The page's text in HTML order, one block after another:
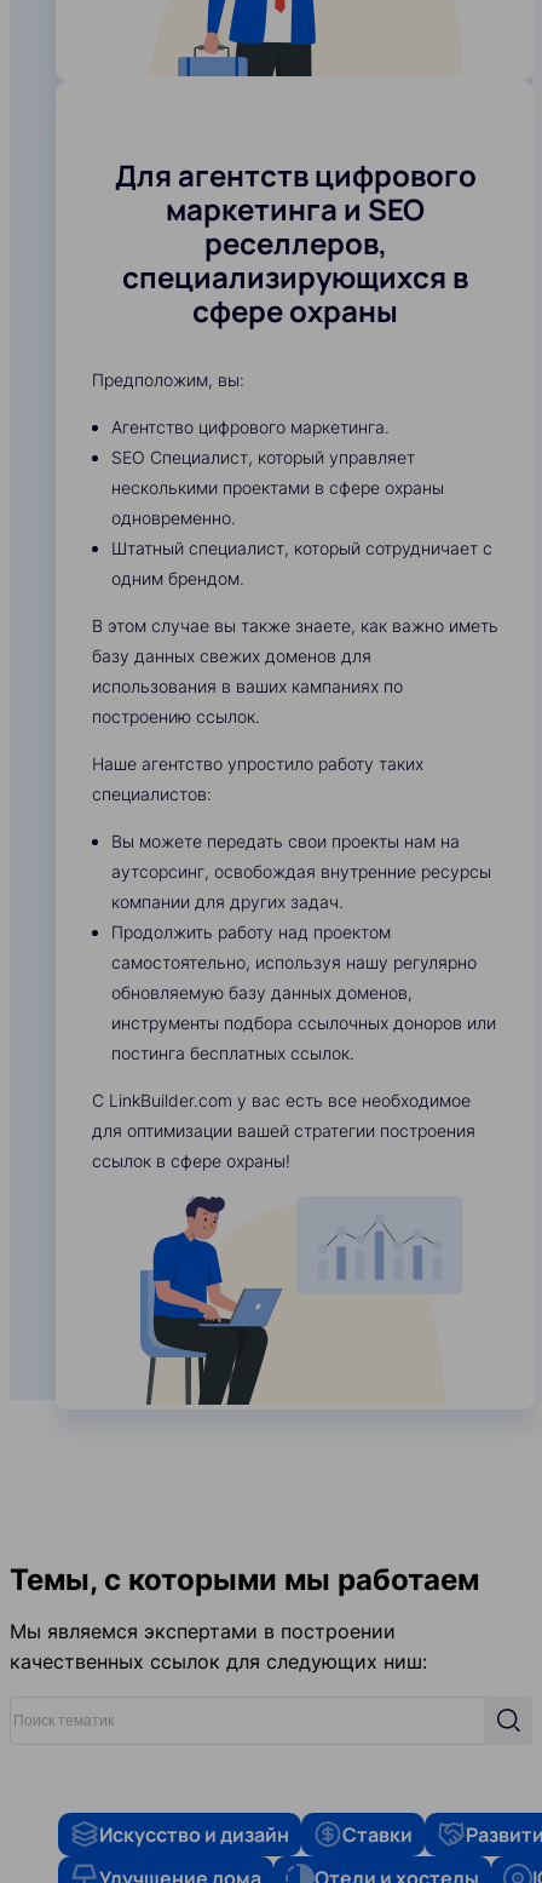
Для агентств цифрового
маркетинга и SEO
реселлеров,
специализирующихся в
сфере охраны
Предположим, вы:
Агентство цифрового маркетинга.
SEO Специалист, который управляет
несколькими проектами в сфере охраны
одновременно.
Штатный специалист, который сотрудничает с
одним брендом.
В этом случае вы также знаете, как важно иметь
базу данных свежих доменов для
использования в ваших кампаниях по
построению ссылок.
Наше агентство упростило работу таких
специалистов:
Вы можете передать свои проекты нам на
аутсорсинг, освобождая внутренние ресурсы
компании для других задач.
Продолжить работу над проектом
самостоятельно, используя нашу регулярно
обновляемую базу данных доменов,
инструменты подбора ссылочных доноров или
постинга бесплатных ссылок.
С LinkBuilder.com у вас есть все необходимое
для оптимизации вашей стратегии построения
ссылок в сфере охраны!
Темы, с которыми мы работаем
Мы являемся экспертами в построении
качественных ссылок для следующих ниш:
Искусство и дизайн Ставки